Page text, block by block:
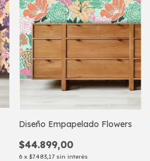
Diseño Empapelado Flowers
$44.899,00
6 x$7.483,17 sin interés